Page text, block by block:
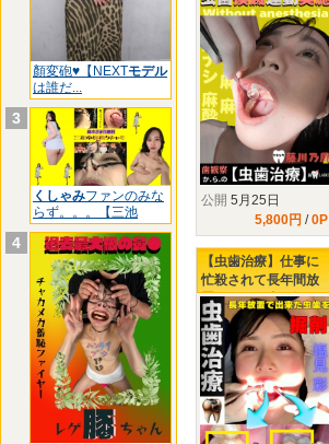
顏変砲♥【NEXTモデル
は誰だ...
3
くしゃみファンのみな
らず。。。【三池
4
ゃん...引退前の覚悟?!
公開 5月25日
5,800円 /0P
【虫歯治療】仕事に
忙殺されて長年間放
置された口内…塩見
彩ちゃんの右上下に
タービン侵入‼